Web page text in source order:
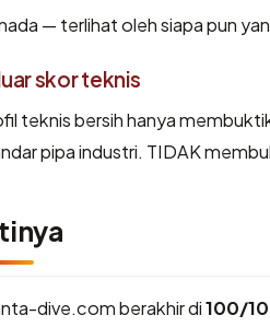
— terlihat oleh siapa pun
skor teknis
teknis bersih hanya
pipa industri. TIDAK
dive.com berakhir di100/